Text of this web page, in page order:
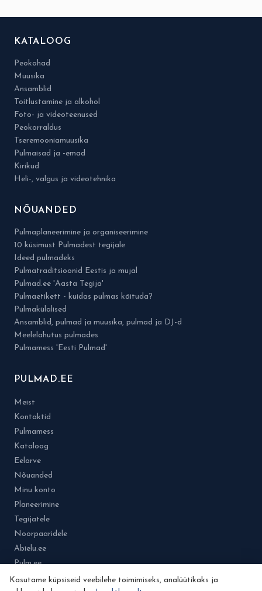
KATALOOG
Peokohad
Muusika
Ansamblid
Toitlustamine ja alkohol
Foto- ja videoteenused
Peokorraldus
Tseremooniamuusika
Pulmaisad ja -emad
Kirikud
Heli-, valgus ja videotehnika
NÕUANDED
Pulmaplaneerimine ja organiseerimine
10 küsimust Pulmadest tegijale
Ideed pulmadeks
Pulmatraditsioonid Eestis ja mujal
Pulmad.ee 'Aasta Tegija'
Pulmaetikett - kuidas pulmas käituda?
Pulmakülalised
Ansamblid, pulmad ja muusika, pulmad ja DJ-d
Meelelahutus pulmades
Pulmamess 'Eesti Pulmad'
PULMAD.EE
Meist
Kontaktid
Pulmamess
Kataloog
Eelarve
Nõuanded
Minu konto
Planeerimine
Tegijatele
Noorpaaridele
Abielu.ee
Pulm.ee
Kasutame küpsiseid veebilehe toimimiseks, analüütikaks ja